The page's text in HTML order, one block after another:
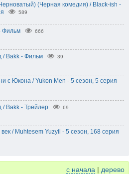
(Черная комедия) / Black-ish -
589
Фильм 666
/ Bakk - Фильм 39
с Юкона / Yukon Men - 5 сезон, 5 серия
Bakk - Трейлер 69
/ Muhtesem Yuzyil - 5 сезон, 168 серия
с начала | дерево